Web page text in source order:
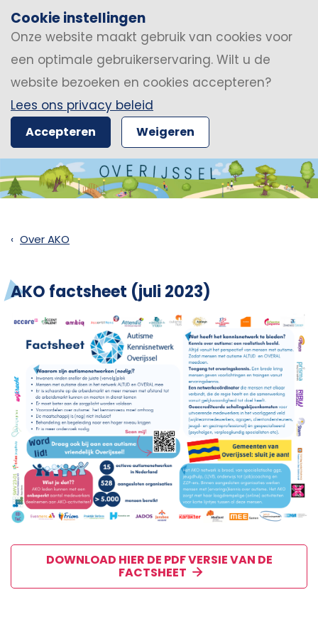
Cookie instellingen
Onze website maakt gebruik van cookies voor
een optimale gebruikerservaring. Wilt u de
website bezoeken en cookies accepteren?
Lees ons privacy beleid
Accepteren Weigeren
Over AKO
AKO factsheet (juli 2023)
DOWNLOAD HIER DE PDF VERSIE VAN DE
FACTSHEET